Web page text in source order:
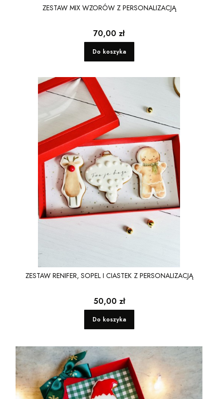
ZESTAW MIX WZORÓW Z PERSONALIZACJĄ
Cena
70,00 zł
Do koszyka
ZESTAW RENIFER, SOPEL I CIASTEK Z PERSONALIZACJĄ
Cena
50,00 zł
Do koszyka